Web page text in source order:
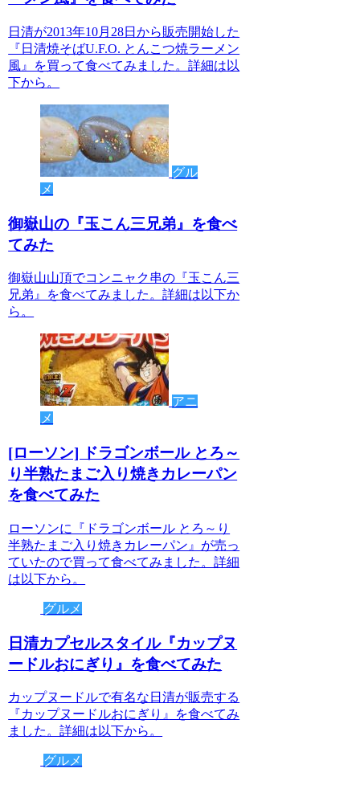
日清が2013年10月28日から販売開始した
『日清焼そばU.F.O. とんこつ焼ラーメン
風』を買って食べてみました。詳細は以
下から。
グル
メ
御嶽山の『玉こん三兄弟』を食べ
てみた
御嶽山山頂でコンニャク串の『玉こん三
兄弟』を食べてみました。詳細は以下か
ら。
アニ
メ
[ローソン] ドラゴンボール とろ～
り半熟たまご入り焼きカレーパン
を食べてみた
ローソンに『ドラゴンボール とろ～り
半熟たまご入り焼きカレーパン』が売っ
ていたので買って食べてみました。詳細
は以下から。
グルメ
日清カプセルスタイル『カップヌ
ードルおにぎり』を食べてみた
カップヌードルで有名な日清が販売する
『カップヌードルおにぎり』を食べてみ
ました。詳細は以下から。
グルメ